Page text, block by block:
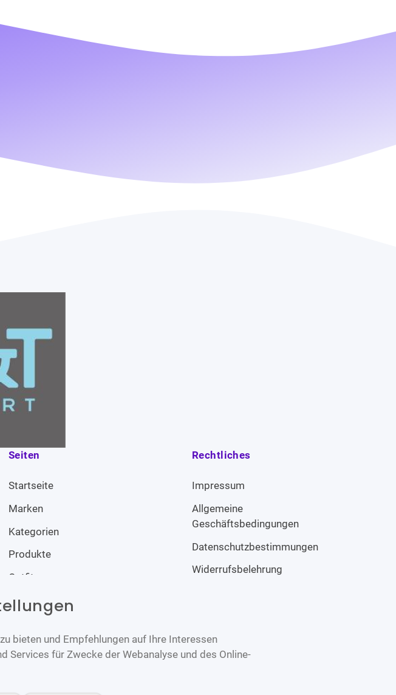
Seiten
Startseite
Marken
Kategorien
Produkte
Outfits
Rechtliches
Impressum
Allgemeine
Geschäftsbedingungen
Datenschutzbestimmungen
Widerrufsbelehrung
bieten und Empfehlungen auf Ihre Interessen
Services für Zwecke der Webanalyse und des Online-